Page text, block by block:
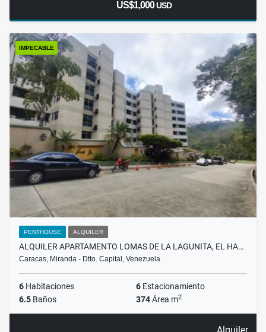
US$1,000USD
IMPECABLE
PENTHOUSE ALQUILER
ALQUILER APARTAMENTO LOMAS DE LA LAGUNITA, EL HA…
Caracas, Miranda - Dtto. Capital, Venezuela
6 Habitaciones 6 Estacionamiento
6.5 Baños 374Área m2